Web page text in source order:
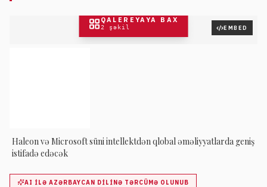
QALEREYAYA BAX
2 şəkil EMBED
Haleon və Microsoft süni intellektdən qlobal əməliyyatlarda geniş
istifadə edəcək
AI ILƏ AZƏRBAYCAN DILINƏ TƏRCÜMƏ OLUNUB